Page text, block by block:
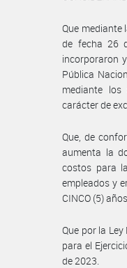
Que mediante
de fecha 26
incorporaron
Pública
mediante los
carácter de
Que, de
aumenta la
costos para
empleados y
CINCO (5)
Que por la
para el
de 2023.